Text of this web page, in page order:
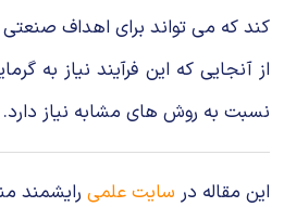
کند که می تواند برای اهداف صنعتی
نسبت به روش های مشابه نیاز دارد. اما جنبه های منفی این روند
این مقاله در سایت علمی رایشمند